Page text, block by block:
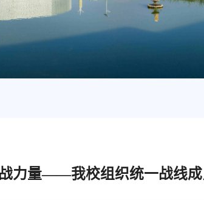
力量——我校组织统一战线